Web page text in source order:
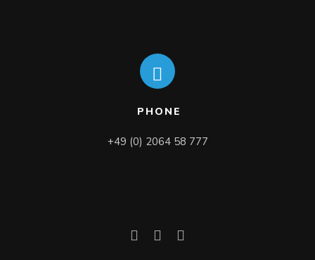
PHONE
+49 (0) 2064 58 777